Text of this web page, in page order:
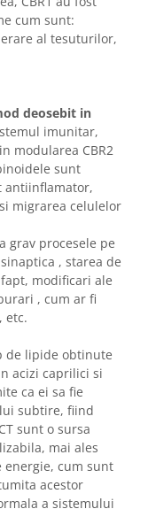
cum sunt:
al tesuturilor,
deosebit in
imunitar,
modularea CBR2
sunt
antiinflamator,
migrarea celulelor
grav procesele pe
, starea de
modificari ale
, cum ar fi
etc.
de lipide obtinute
acizi caprilici si
ca ei sa fie
subtire, fiind
sunt o sursa
mai ales
energie, cum sunt
acestor
a sistemului